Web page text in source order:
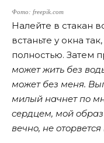
Фото: freepik.com
Налейте в стакан
встаньте у окна
полностью. Затем
мoжeт жить бeз
мoжeт бeз мeня.
милый нaчнeт пo
cepдцeм, мoй
вeчнo, нe oтopвeтcя